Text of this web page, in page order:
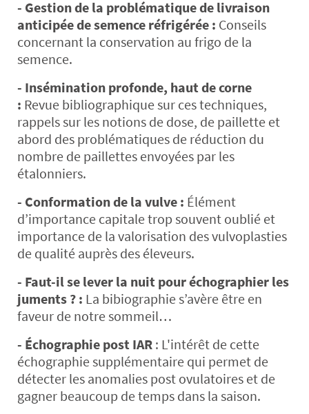
- Gestion de la problématique de livraison
anticipée de semence réfrigérée : Conseils
concernant la conservation au frigo de la
semence.
- Insémination profonde, haut de corne
: Revue bibliographique sur ces techniques,
rappels sur les notions de dose, de paillette et
abord des problématiques de réduction du
nombre de paillettes envoyées par les
étalonniers.
- Conformation de la vulve : Élément
d’importance capitale trop souvent oublié et
importance de la valorisation des vulvoplasties
de qualité auprès des éleveurs.
- Faut-il se lever la nuit pour échographier les
juments ? : La bibiographie s’avère être en
faveur de notre sommeil…
- Échographie post IAR : L'intérêt de cette
échographie supplémentaire qui permet de
détecter les anomalies post ovulatoires et de
gagner beaucoup de temps dans la saison.